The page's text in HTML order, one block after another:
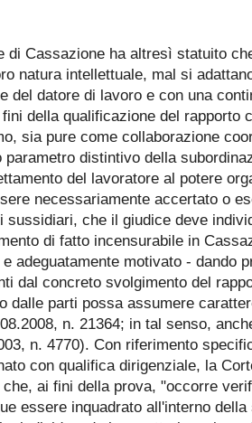
di Cassazione ha altresì statuito
natura intellettuale, mal si
del datore di lavoro e con una
della qualificazione del rapporto
sia pure come collaborazione
parametro distintivo della
del lavoratore al potere
necessariamente accertato o
sussidiari, che il giudice deve
di fatto incensurabile in
adeguatamente motivato - dando
dal concreto svolgimento del
dalle parti possa assumere
n. 21364; in tal senso,
n. 4770). Con riferimento
con qualifica dirigenziale, la
ai fini della prova, "occorre
essere inquadrato all'interno